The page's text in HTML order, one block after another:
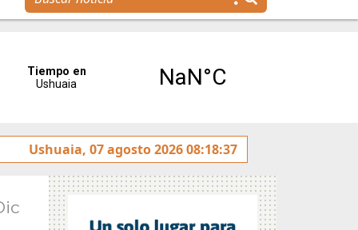
Se realizó la reunión de Labor Parlamentaria previa a la
Ushuaia, 07 agosto 2026 08:18:37